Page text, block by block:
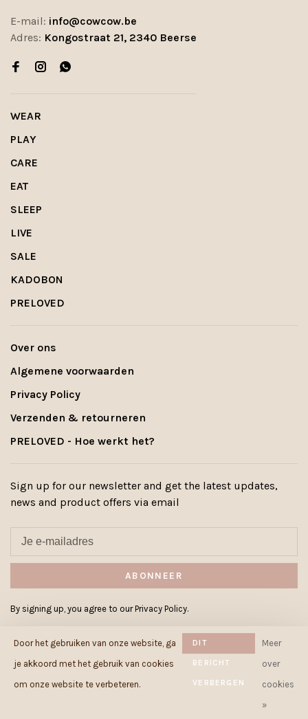
E-mail: info@cowcow.be
Adres: Kongostraat 21, 2340 Beerse
WEAR
PLAY
CARE
EAT
SLEEP
LIVE
SALE
KADOBON
PRELOVED
Over ons
Algemene voorwaarden
Privacy Policy
Verzenden & retourneren
PRELOVED - Hoe werkt het?
Sign up for our newsletter and get the latest updates,
news and product offers via email
ABONNEER
By signing up, you agree to our Privacy Policy.
© Copyright 2026 Cowcow.be-
Door het gebruiken van onze website, ga
je akkoord met het gebruik van cookies
om onze website te verbeteren.
DIT
BERICHT
VERBERGEN
Meer
over
cookies
»